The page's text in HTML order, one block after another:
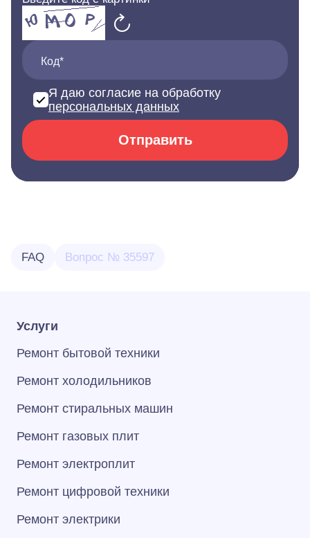
Код*
Я даю согласие на обработку
персональных данных
Отправить
FAQ Вопрос № 35597
Услуги
Ремонт бытовой техники
Ремонт холодильников
Ремонт стиральных машин
Ремонт газовых плит
Ремонт электроплит
Ремонт цифровой техники
Ремонт электрики